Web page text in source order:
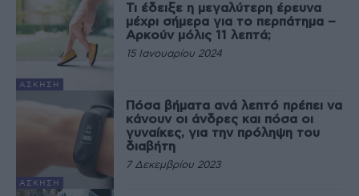
ΆΣΚΗΣΗ
Τι έδειξε η μεγαλύτερη έρευνα
μέχρι σήμερα για το περπάτημα –
Αρκούν μόλις 11 λεπτά;
15 Ιανουαρίου 2024
ΆΣΚΗΣΗ
Πόσα βήματα ανά λεπτό πρέπει να
κάνουν οι άνδρες και πόσα οι
γυναίκες, για την πρόληψη του
διαβήτη
7 Δεκεμβρίου 2023